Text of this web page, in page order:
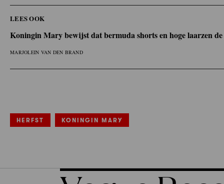
LEES OOK
Koningin Mary bewijst dat bermuda shorts en hoge laarzen
MARJOLEIN VAN DEN BRAND
HERFST KONINGIN MARY